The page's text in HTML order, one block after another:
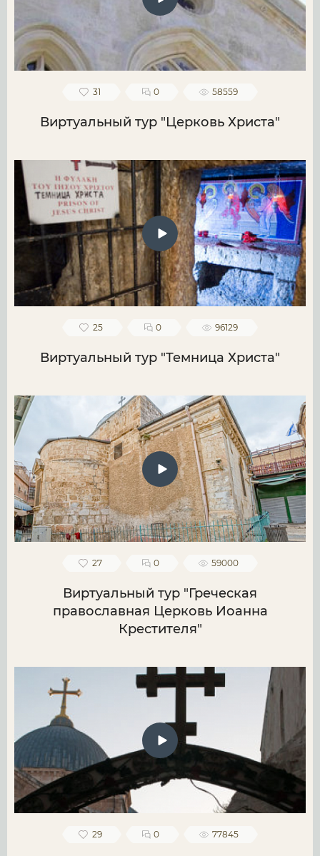
31 0 58559
Виртуальный тур "Церковь Христа"
25 0 96129
Виртуальный тур "Темница Христа"
27 0 59000
Виртуальный тур "Греческая
православная Церковь Иоанна
Крестителя"
29 0 77845